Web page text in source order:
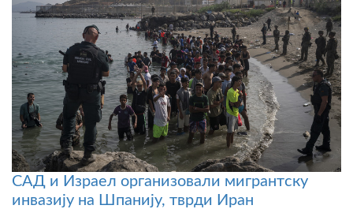
САД и Израел организовали мигрантску
инвазију на Шпанију, тврди Иран